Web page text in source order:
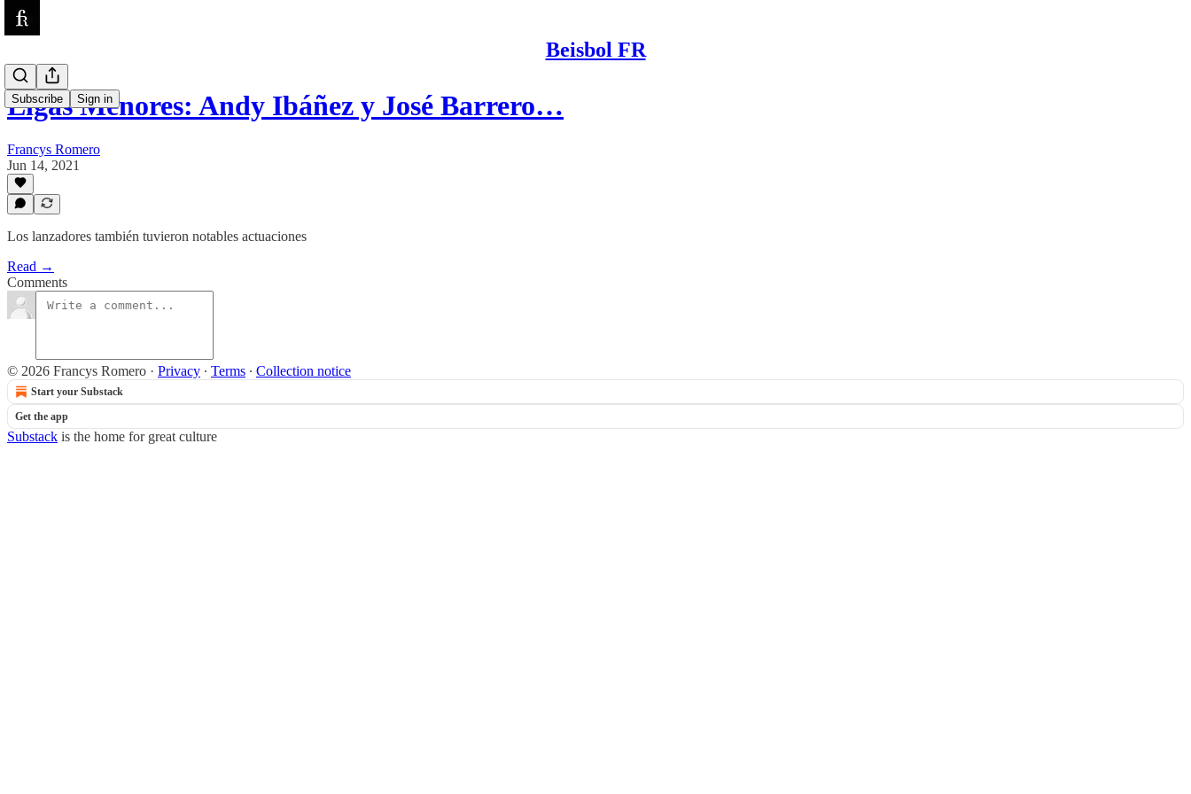
Beisbol FR
Subscribe Sign in
Ligas Menores: Andy Ibáñez y José Barrero…
Francys Romero
Jun 14, 2021
Los lanzadores también tuvieron notables actuaciones
Read →
Comments
© 2026 Francys Romero · Privacy ∙ Terms ∙ Collection notice
Start your Substack
Get the app
Substack is the home for great culture